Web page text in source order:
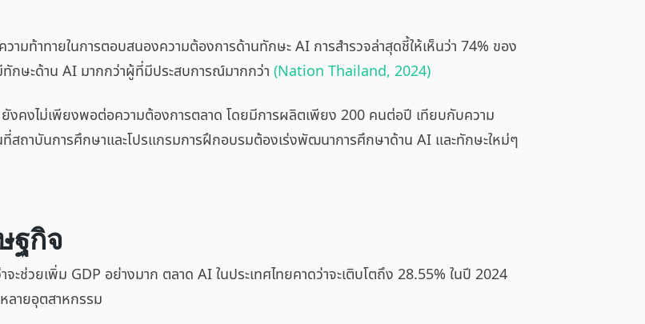
มท้าทายในการตอบสนองความต้องการด้านทักษะ AI การสำรวจล่าสุดชี้ให้เห็นว่า 74% ของ
กษะด้าน AI มากกว่าผู้ที่มีประสบการณ์มากกว่า (Nation Thailand, 2024)
คงไม่เพียงพอต่อความต้องการตลาด โดยมีการผลิตเพียง 200 คนต่อปี เทียบกับความ
สถาบันการศึกษาและโปรแกรมการฝึกอบรมต้องเร่งพัฒนาการศึกษาด้าน AI และทักษะใหม่ๆ
ฐกิจ
ะช่วยเพิ่ม GDP อย่างมาก ตลาด AI ในประเทศไทยคาดว่าจะเติบโตถึง 28.55% ในปี 2024
ลายอุตสาหกรรม